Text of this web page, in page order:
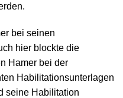
bei seinen
hier blockte die
Hamer bei der
Habilitationsunterlagen
seine Habilitation